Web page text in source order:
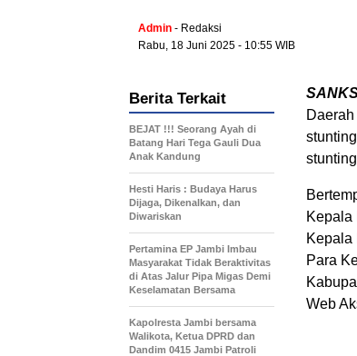
Admin - Redaksi
Rabu, 18 Juni 2025 - 10:55 WIB
Kepala
Kepala
Para
Web
Berita Terkait
BEJAT !!! Seorang Ayah di
Batang Hari Tega Gauli Dua
Anak Kandung
Hesti Haris : Budaya Harus
Dijaga, Dikenalkan, dan
Diwariskan
Pertamina EP Jambi Imbau
Masyarakat Tidak Beraktivitas
di Atas Jalur Pipa Migas Demi
Keselamatan Bersama
Kapolresta Jambi bersama
Walikota, Ketua DPRD dan
Dandim 0415 Jambi Patroli